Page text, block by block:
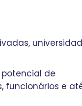
de
funcionários e